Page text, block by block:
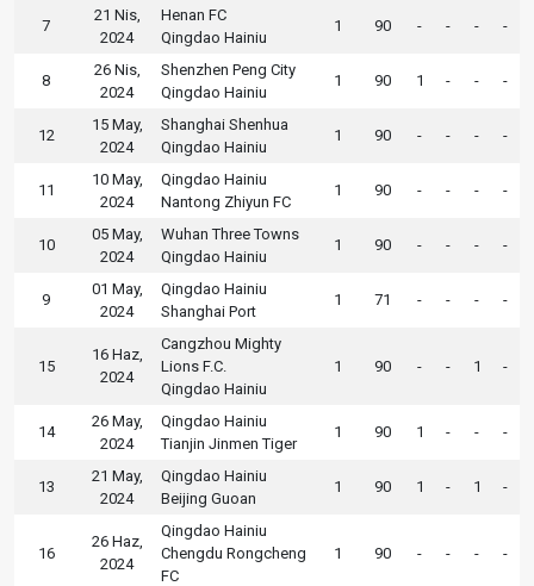
7
21 Nis,
2024
Henan FC
Qingdao Hainiu
1 90 - - - -
8
26 Nis,
2024
Shenzhen Peng City
Qingdao Hainiu
1 90 1 - - -
12
15 May,
2024
Shanghai Shenhua
Qingdao Hainiu
1 90 - - - -
11
10 May,
2024
Qingdao Hainiu
Nantong Zhiyun FC
1 90 - - - -
10
05 May,
2024
Wuhan Three Towns
Qingdao Hainiu
1 90 - - - -
9
01 May,
2024
Qingdao Hainiu
Shanghai Port
1 71 - - - -
15
16 Haz,
2024
Cangzhou Mighty
Lions F.C.
Qingdao Hainiu
1 90 - - 1 -
14
26 May,
2024
Qingdao Hainiu
Tianjin Jinmen Tiger
1 90 1 - - -
13
21 May,
2024
Qingdao Hainiu
Beijing Guoan
1 90 1 - 1 -
16
26 Haz,
2024
Qingdao Hainiu
Chengdu Rongcheng
FC
1 90 - - - -